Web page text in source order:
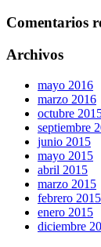
Comentarios
Archivos
mayo 2016
marzo 2016
octubre
septiembre
junio 2015
mayo 2015
abril 2015
marzo 2015
febrero 2015
enero 2015
diciembre